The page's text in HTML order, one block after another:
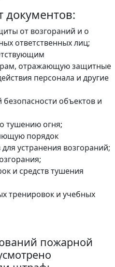
документов:
от возгораний и о
ответственных лиц;
отражающую защитные
персонала и другие
объектов и
тушению огня;
порядок
устранения возгораний;
и средств тушения
тренировок и учебных
пожарной